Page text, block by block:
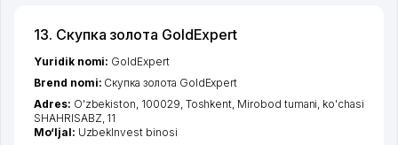
13. Скупка золота GoldExpert
Yuridik nomi: GoldExpert
Brend nomi: Скупка золота GoldExpert
Adres: O'zbekiston, 100029, Toshkent Mirobod tumani ko'chasi
SHAHRISABZ , 11
Mo‘ljal: UzbekInvest binosi